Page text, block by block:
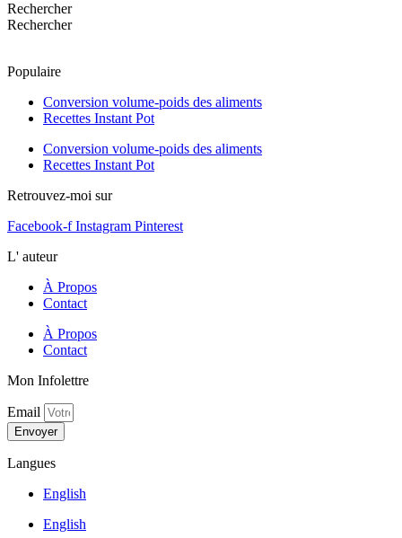
Rechercher
Rechercher
Populaire
Conversion volume-poids des aliments
Recettes Instant Pot
Conversion volume-poids des aliments
Recettes Instant Pot
Retrouvez-moi sur
Facebook-f Instagram Pinterest
L' auteur
À Propos
Contact
À Propos
Contact
Mon Infolettre
Email
Envoyer
Langues
English
English